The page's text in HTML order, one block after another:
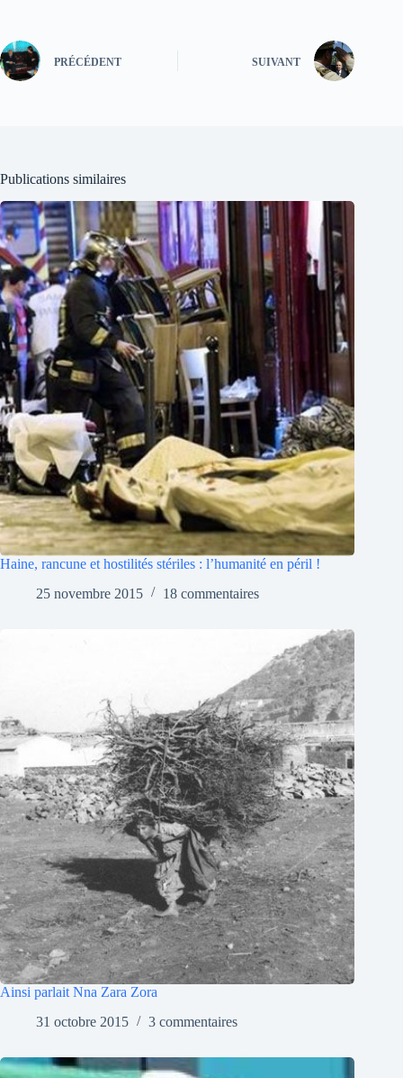
PRÉCÉDENT SUIVANT
Publications similaires
Haine, rancune et hostilités stériles : l’humanité en péril !
25 novembre 2015
18 commentaires
Ainsi parlait Nna Zara Zora
31 octobre 2015
3 commentaires